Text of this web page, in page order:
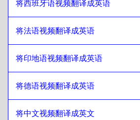
玻利维亚西班牙语语至旁遮普语
旁遮普语至巴西葡萄牙语
旁遮普语至英式英语
英式英语至旁遮普语
至
保加利亚语
将西班牙语视频翻译成英语
将法语视频翻译成英语
将印地语视频翻译成英语
将德语视频翻译成英语
将中文视频翻译成英文